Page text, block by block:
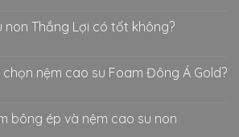
non Thắng Lợi có tốt không?
chọn nệm cao su Foam Đông Á Gold?
bông ép và nệm cao su non